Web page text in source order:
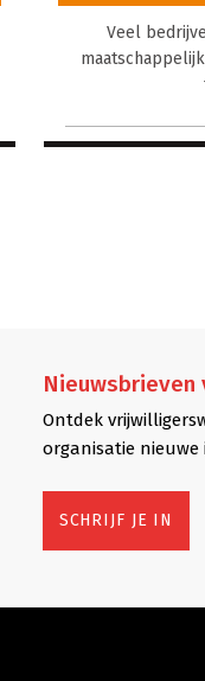
Veel
Nieuwsbrieven
Ontdek
organisatie nieuwe
SCHRIJF JE IN